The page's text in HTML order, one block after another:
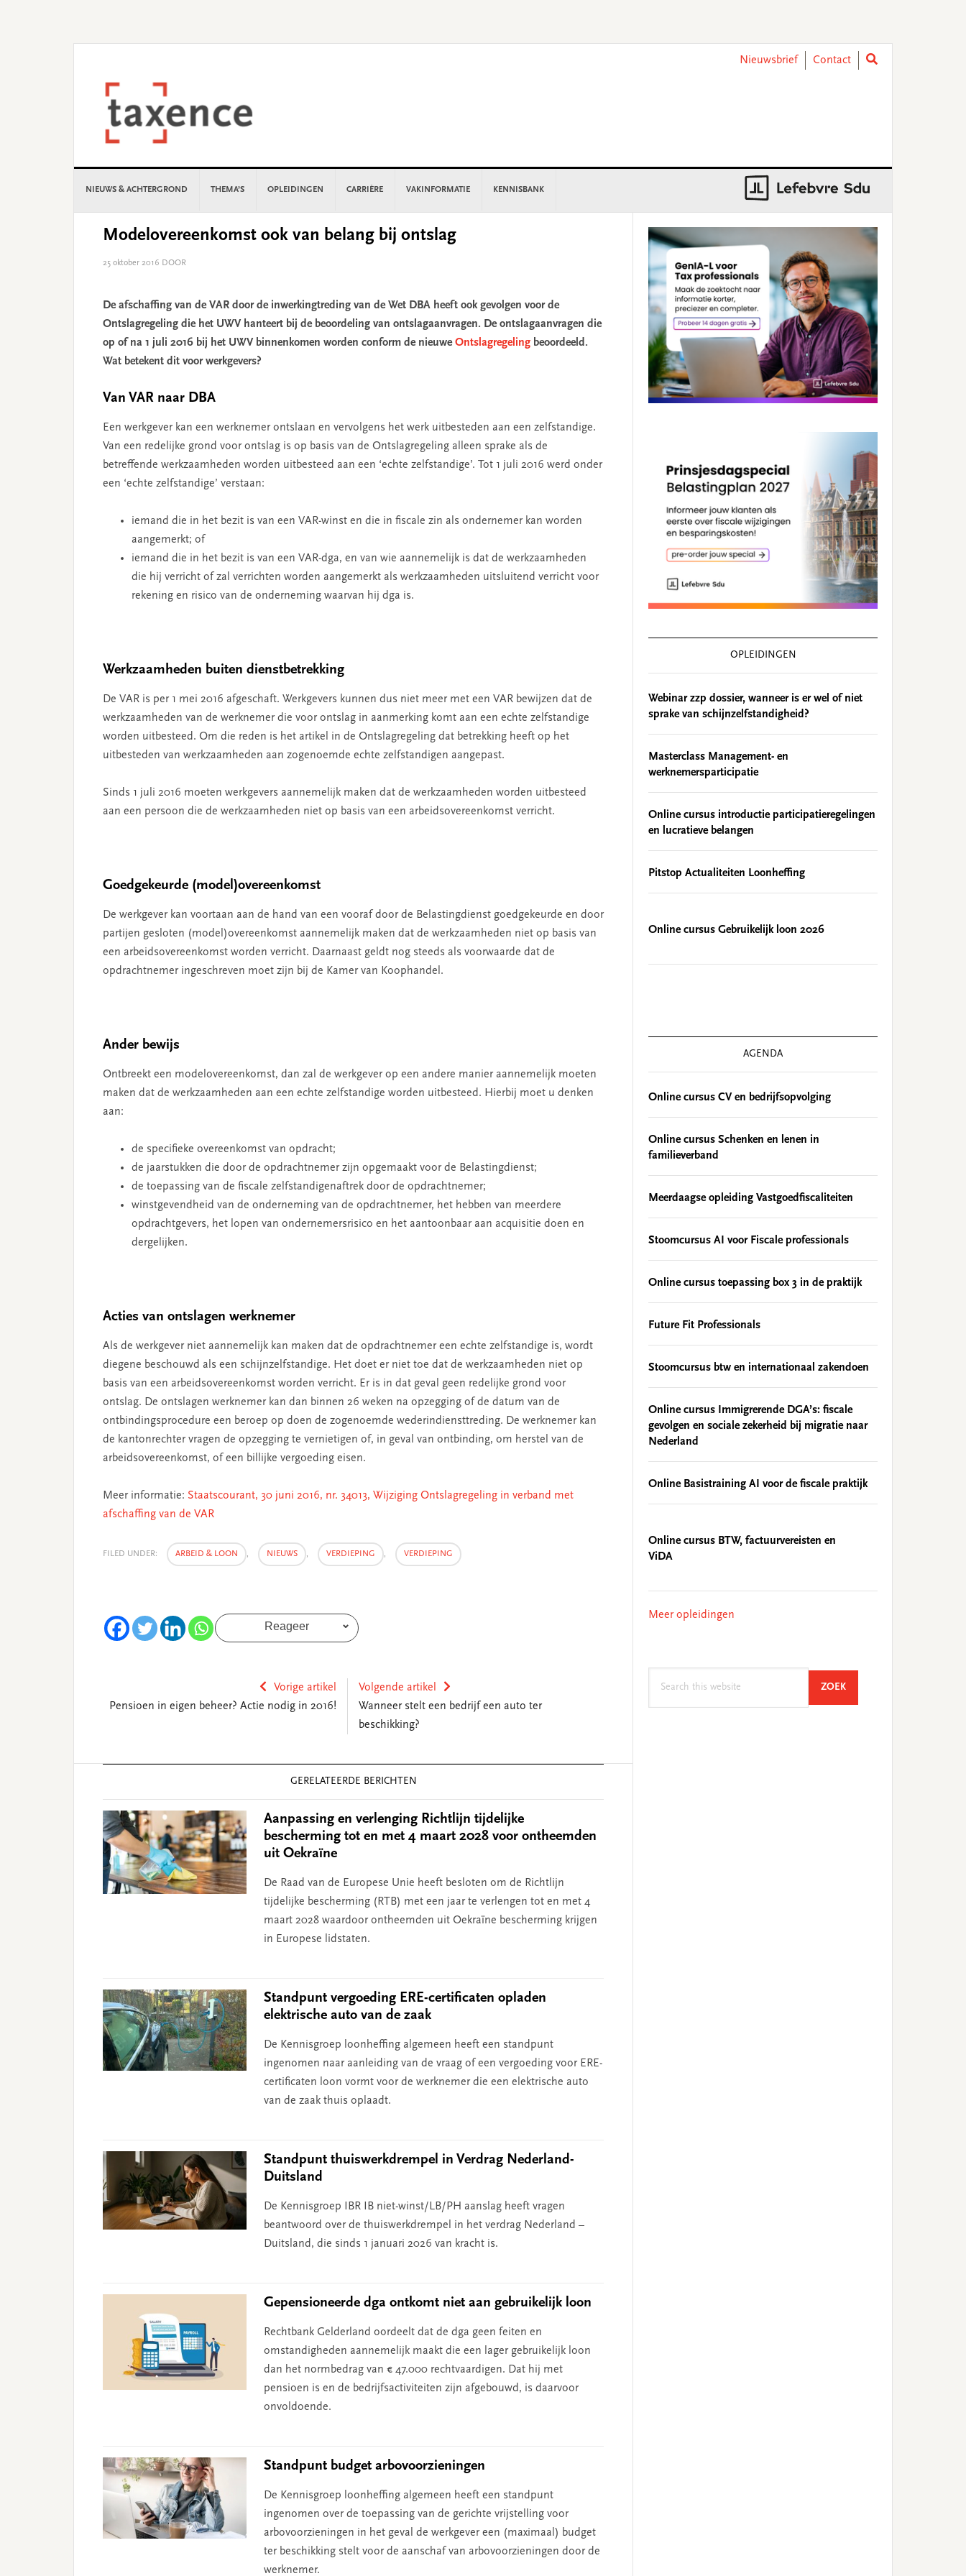
Nieuwsbrief
Contact
NIEUWS & ACHTERGROND THEMA’S OPLEIDINGEN CARRIÈRE VAKINFORMATIE KENNISBANK
Modelovereenkomst ook van belang bij ontslag
25 oktober 2016 DOOR
De afschaffing van de VAR door de inwerkingtreding van de Wet DBA heeft ook gevolgen voor de
Ontslagregeling die het UWV hanteert bij de beoordeling van ontslagaanvragen. De ontslagaanvragen die
op of na 1 juli 2016 bij het UWV binnenkomen worden conform de nieuweOntslagregeling beoordeeld.
Wat betekent dit voor werkgevers?
Van VAR naar DBA
Een werkgever kan een werknemer ontslaan en vervolgens het werk uitbesteden aan een zelfstandige.
Van een redelijke grond voor ontslag is op basis van de Ontslagregeling alleen sprake als de
betreffende werkzaamheden worden uitbesteed aan een ‘echte zelfstandige’. Tot 1 juli 2016 werd onder
een ‘echte zelfstandige’ verstaan:
iemand die in het bezit is van een VAR-winst en die in fiscale zin als ondernemer kan worden
aangemerkt; of
iemand die in het bezit is van een VAR-dga, en van wie aannemelijk is dat de werkzaamheden
die hij verricht of zal verrichten worden aangemerkt als werkzaamheden uitsluitend verricht voor
rekening en risico van de onderneming waarvan hij dga is.
Werkzaamheden buiten dienstbetrekking
De VAR is per 1 mei 2016 afgeschaft. Werkgevers kunnen dus niet meer met een VAR bewijzen dat de
werkzaamheden van de werknemer die voor ontslag in aanmerking komt aan een echte zelfstandige
worden uitbesteed. Om die reden is het artikel in de Ontslagregeling dat betrekking heeft op het
uitbesteden van werkzaamheden aan zogenoemde echte zelfstandigen aangepast.
Sinds 1 juli 2016 moeten werkgevers aannemelijk maken dat de werkzaamheden worden uitbesteed
aan een persoon die de werkzaamheden niet op basis van een arbeidsovereenkomst verricht.
Goedgekeurde (model)overeenkomst
De werkgever kan voortaan aan de hand van een vooraf door de Belastingdienst goedgekeurde en door
partijen gesloten (model)overeenkomst aannemelijk maken dat de werkzaamheden niet op basis van
een arbeidsovereenkomst worden verricht. Daarnaast geldt nog steeds als voorwaarde dat de
opdrachtnemer ingeschreven moet zijn bij de Kamer van Koophandel.
Ander bewijs
Ontbreekt een modelovereenkomst, dan zal de werkgever op een andere manier aannemelijk moeten
maken dat de werkzaamheden aan een echte zelfstandige worden uitbesteed. Hierbij moet u denken
aan:
de specifieke overeenkomst van opdracht;
de jaarstukken die door de opdrachtnemer zijn opgemaakt voor de Belastingdienst;
de toepassing van de fiscale zelfstandigenaftrek door de opdrachtnemer;
winstgevendheid van de onderneming van de opdrachtnemer, het hebben van meerdere
opdrachtgevers, het lopen van ondernemersrisico en het aantoonbaar aan acquisitie doen en
dergelijken.
Acties van ontslagen werknemer
Als de werkgever niet aannemelijk kan maken dat de opdrachtnemer een echte zelfstandige is, wordt
diegene beschouwd als een schijnzelfstandige. Het doet er niet toe dat de werkzaamheden niet op
basis van een arbeidsovereenkomst worden verricht. Er is in dat geval geen redelijke grond voor
ontslag. De ontslagen werknemer kan dan binnen 26 weken na opzegging of de datum van de
ontbindingsprocedure een beroep op doen de zogenoemde wederindiensttreding. De werknemer kan
de kantonrechter vragen de opzegging te vernietigen of, in geval van ontbinding, om herstel van de
arbeidsovereenkomst, of een billijke vergoeding eisen.
Meer informatie: Staatscourant, 30 juni 2016, nr. 34013, Wijziging Ontslagregeling in verband met
afschaffing van de VAR
FILED UNDER: ARBEID & LOON , NIEUWS , VERDIEPING , VERDIEPING
Reageer
Vorige artikel
Pensioen in eigen beheer? Actie nodig in 2016!
Volgende artikel
Wanneer stelt een bedrijf een auto ter
beschikking?
GERELATEERDE BERICHTEN
Aanpassing en verlenging Richtlijn tijdelijke
bescherming tot en met 4 maart 2028 voor ontheemden
uit Oekraïne
De Raad van de Europese Unie heeft besloten om de Richtlijn
tijdelijke bescherming (RTB) met een jaar te verlengen tot en met 4
maart 2028 waardoor ontheemden uit Oekraïne bescherming krijgen
in Europese lidstaten.
Standpunt vergoeding ERE-certificaten opladen
elektrische auto van de zaak
De Kennisgroep loonheffing algemeen heeft een standpunt
ingenomen naar aanleiding van de vraag of een vergoeding voor ERE-
certificaten loon vormt voor de werknemer die een elektrische auto
van de zaak thuis oplaadt.
Standpunt thuiswerkdrempel in Verdrag Nederland-
Duitsland
De Kennisgroep IBR IB niet-winst/LB/PH aanslag heeft vragen
beantwoord over de thuiswerkdrempel in het verdrag Nederland –
Duitsland, die sinds 1 januari 2026 van kracht is.
Gepensioneerde dga ontkomt niet aan gebruikelijk loon
Rechtbank Gelderland oordeelt dat de dga geen feiten en
omstandigheden aannemelijk maakt die een lager gebruikelijk loon
dan het normbedrag van € 47.000 rechtvaardigen. Dat hij met
pensioen is en de bedrijfsactiviteiten zijn afgebouwd, is daarvoor
onvoldoende.
Standpunt budget arbovoorzieningen
De Kennisgroep loonheffing algemeen heeft een standpunt
ingenomen over de toepassing van de gerichte vrijstelling voor
arbovoorzieningen in het geval de werkgever een (maximaal) budget
ter beschikking stelt voor de aanschaf van arbovoorzieningen door de
werknemer.
Sidebar
OPLEIDINGEN
Webinar zzp dossier, wanneer is er wel of niet
sprake van schijnzelfstandigheid?
Masterclass Management- en
werknemersparticipatie
Online cursus introductie participatieregelingen
en lucratieve belangen
Pitstop Actualiteiten Loonheffing
Online cursus Gebruikelijk loon 2026
AGENDA
Online cursus CV en bedrijfsopvolging
Online cursus Schenken en lenen in
familieverband
Meerdaagse opleiding Vastgoedfiscaliteiten
Stoomcursus AI voor Fiscale professionals
Online cursus toepassing box 3 in de praktijk
Future Fit Professionals
Stoomcursus btw en internationaal zakendoen
Online cursus Immigrerende DGA’s: fiscale
gevolgen en sociale zekerheid bij migratie naar
Nederland
Online Basistraining AI voor de fiscale praktijk
Online cursus BTW, factuurvereisten en
ViDA
Meer opleidingen
ZOEKSEARCH